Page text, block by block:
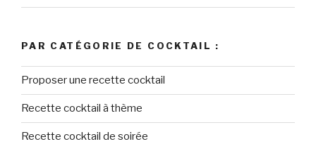
PAR CATÉGORIE DE COCKTAIL :
Proposer une recette cocktail
Recette cocktail à thème
Recette cocktail de soirée